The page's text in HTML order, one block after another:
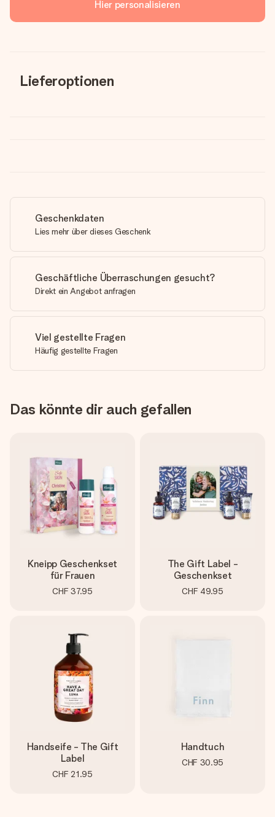
Hier personalisieren
Lieferoptionen
Geschenkdaten
Lies mehr über dieses Geschenk
Geschäftliche Überraschungen gesucht?
Direkt ein Angebot anfragen
Viel gestellte Fragen
Häufig gestellte Fragen
Das könnte dir auch gefallen
Kneipp Geschenkset
für Frauen
CHF 37.95
The Gift Label -
Geschenkset
CHF 49.95
Handseife - The Gift
Label
CHF 21.95
Handtuch
CHF 30.95